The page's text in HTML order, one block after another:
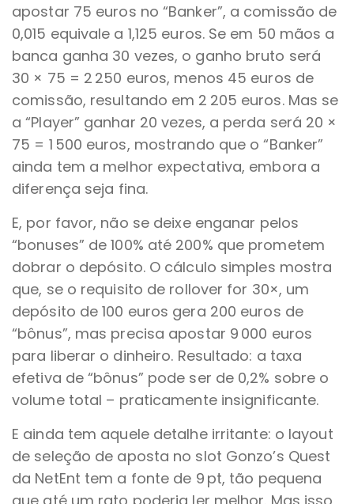
apostar 75 euros no “Banker”, a comissão de
0,015 equivale a 1,125 euros. Se em 50 mãos a
banca ganha 30 vezes, o ganho bruto será
30 × 75 = 2 250 euros, menos 45 euros de
comissão, resultando em 2 205 euros. Mas se
a “Player” ganhar 20 vezes, a perda será 20 ×
75 = 1 500 euros, mostrando que o “Banker”
ainda tem a melhor expectativa, embora a
diferença seja fina.
E, por favor, não se deixe enganar pelos
“bonuses” de 100% até 200% que prometem
dobrar o depósito. O cálculo simples mostra
que, se o requisito de rollover for 30×, um
depósito de 100 euros gera 200 euros de
“bônus”, mas precisa apostar 9 000 euros
para liberar o dinheiro. Resultado: a taxa
efetiva de “bônus” pode ser de 0,2% sobre o
volume total – praticamente insignificante.
E ainda tem aquele detalhe irritante: o layout
de seleção de aposta no slot Gonzo’s Quest
da NetEnt tem a fonte de 9 pt, tão pequena